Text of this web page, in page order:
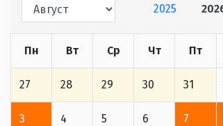
2025
Пн Вт Ср Чт Пт
27 28 29 30 31
3 4 5 6 7